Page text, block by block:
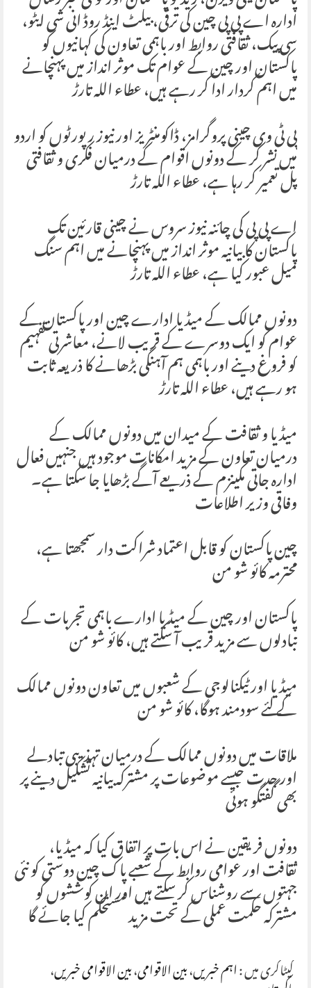
ادارہ اے پی پی چین کی ترقی، بیلٹ اینڈ روڈ انی شی ایٹو،
سی پیک، ثقافتی روابط اور باہمی تعاون کی کہانیوں کو
پاکستان اور چین کے عوام تک موثر انداز میں پہنچانے
میں اہم کردار ادا کر رہے ہیں، عطاء اللہ تارڑ
پی ٹی وی چینی پروگرامز، ڈاکومنٹریز اور نیوز رپورٹوں کو اردو
میں نشر کر کے دونوں اقوام کے درمیان فکری و ثقافتی
پل تعمیر کر رہا ہے، عطاء اللہ تارڑ
اے پی پی کی چائنہ نیوز سروس نے چینی قارئین تک
پاکستان کا بیانیہ موثر انداز میں پہنچانے میں اہم سنگ
میل عبور کیا ہے، عطاء اللہ تارڑ
دونوں ممالک کے میڈیا ادارے چین اور پاکستان کے
عوام کو ایک دوسرے کے قریب لانے، معاشرتی تفہیم
کو فروغ دینے اور باہمی ہم آہنگی بڑھانے کا ذریعہ ثابت
ہو رہے ہیں، عطاء اللہ تارڑ
میڈیا و ثقافت کے میدان میں دونوں ممالک کے
درمیان تعاون کے مزید امکانات موجود ہیں جنہیں فعال
ادارہ جاتی مکینزم کے ذریعے آگے بڑھایا جا سکتا ہے۔
وفاقی وزیر اطلاعات
چین پاکستان کو قابل اعتماد شراکت دار سمجھتا ہے،
محترمہ کائو شو من
پاکستان اور چین کے میڈیا ادارے باہمی تجربات کے
تبادلوں سے مزید قریب آ سکتے ہیں، کائو شو من
میڈیا اور ٹیکنالوجی کے شعبوں میں تعاون دونوں ممالک
کے لئے سودمند ہوگا، کائو شو من
ملاقات میں دونوں ممالک کے درمیان تہذیبی تبادلے
اور جدت جیسے موضوعات پر مشترکہ بیانیہ تشکیل دینے پر
بھی گفتگو ہوئی
دونوں فریقین نے اس بات پر اتفاق کیا کہ میڈیا،
ثقافت اور عوامی روابط کے شعبے پاک چین دوستی کو نئی
جہتوں سے روشناس کر سکتے ہیں اور ان کوششوں کو
مشترکہ حکمت عملی کے تحت مزید مستحکم کیا جائے گا
کیٹاگری میں :اہم خبریں،بین الاقوامی،بین الاقوامی خبریں،